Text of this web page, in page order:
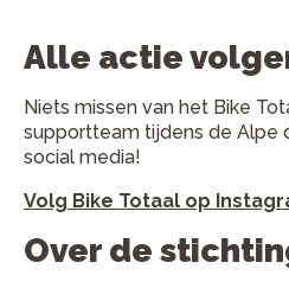
Alle actie
Niets missen van het Bike
supportteam tijdens de Alpe
social media!
Volg Bike Totaal op
Over de